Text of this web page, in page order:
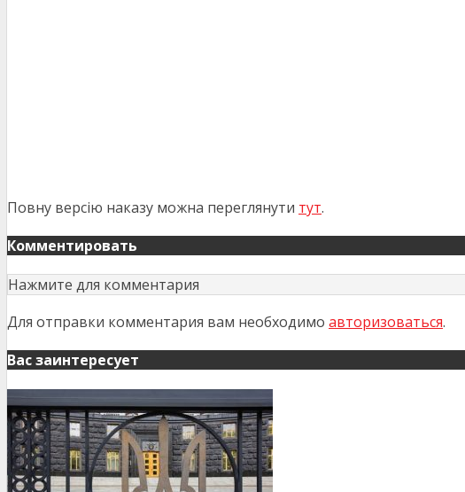
Повну версію наказу можна переглянути тут.
Комментировать
Нажмите для комментария
Для отправки комментария вам необходимо авторизоваться.
Вас заинтересует